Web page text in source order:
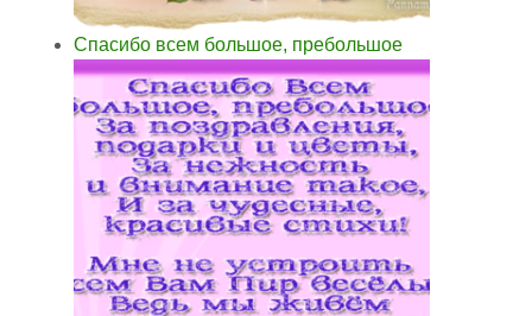
Спасибо всем большое, пребольшое